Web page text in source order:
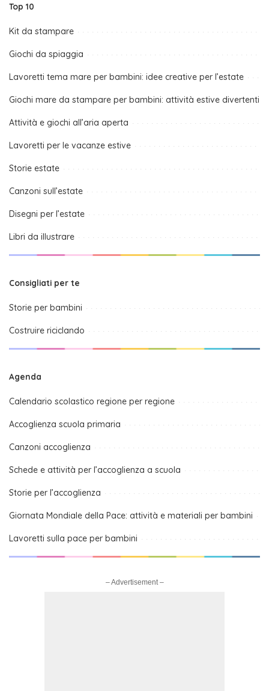
Top 10
Kit da stampare
Giochi da spiaggia
Lavoretti tema mare per bambini: idee creative per l’estate
Giochi mare da stampare per bambini: attività estive divertenti
Attività e giochi all’aria aperta
Lavoretti per le vacanze estive
Storie estate
Canzoni sull’estate
Disegni per l’estate
Libri da illustrare
Consigliati per te
Storie per bambini
Costruire riciclando
Agenda
Calendario scolastico regione per regione
Accoglienza scuola primaria
Canzoni accoglienza
Schede e attività per l’accoglienza a scuola
Storie per l’accoglienza
Giornata Mondiale della Pace: attività e materiali per bambini
Lavoretti sulla pace per bambini
– Advertisement –